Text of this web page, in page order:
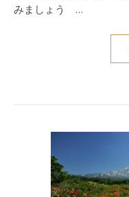
みましょう …